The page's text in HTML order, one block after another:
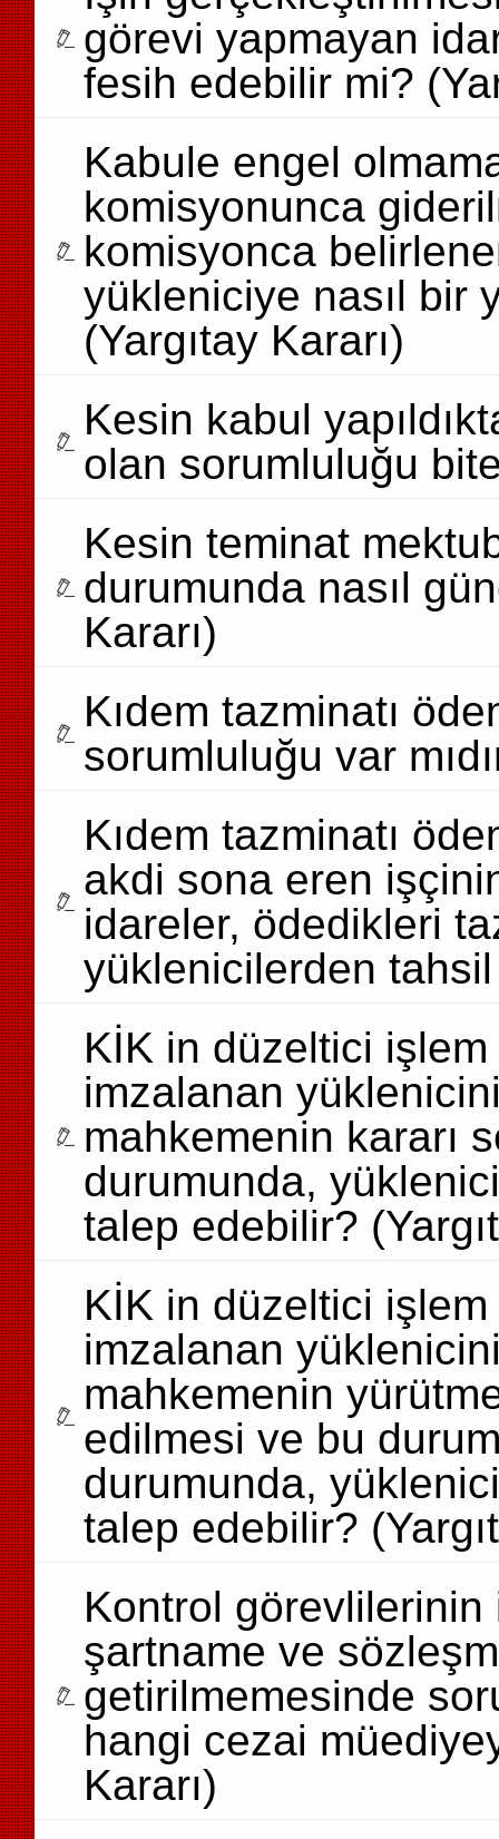
görevi yapmayan
fesih edebilir mi?
Kabule engel
komisyonunca
komisyonca
yükleniciye nasıl bir
(Yargıtay Kararı)
Kesin kabul
olan sorumluluğu
Kesin teminat
durumunda nasıl
Kararı)
Kıdem tazminatı
sorumluluğu var
Kıdem tazminatı
akdi sona eren
idareler, ödedikleri
yüklenicilerden tahsil
KİK in düzeltici işlem
imzalanan
mahkemenin kararı
durumunda,
talep edebilir?
KİK in düzeltici işlem
imzalanan
mahkemenin
edilmesi ve bu
durumunda,
talep edebilir?
Kontrol
şartname ve
getirilmemesinde
hangi cezai
Kararı)